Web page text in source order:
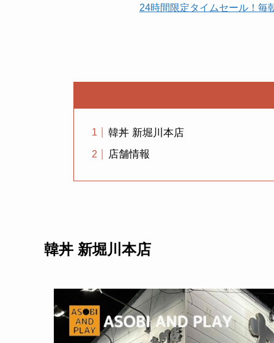
24時間限定タイムセール！毎
韓丼 新堀川本店
店舗情報
韓丼 新堀川本店